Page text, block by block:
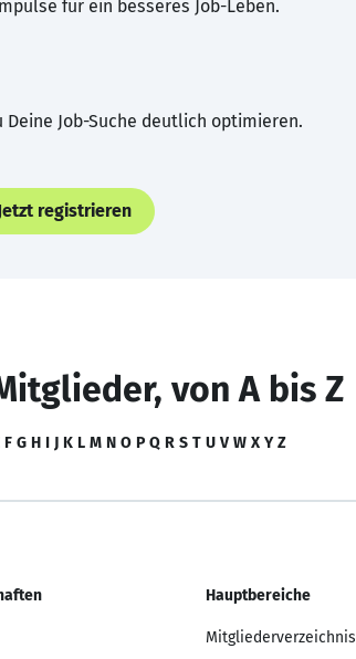
für ein besseres Job-Leben.
Job-Suche deutlich optimieren.
registrieren
von A bis Z
F G H I J K L M N O P Q R S T U V W X Y Z
Hauptbereiche
Mitgliederverzeichnis